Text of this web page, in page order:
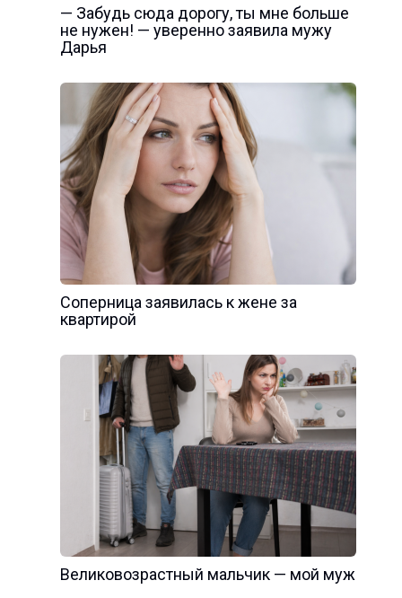
— Забудь сюда дорогу, ты мне больше
не нужен! — уверенно заявила мужу
Дарья
Соперница заявилась к жене за
квартирой
Великовозрастный мальчик — мой муж